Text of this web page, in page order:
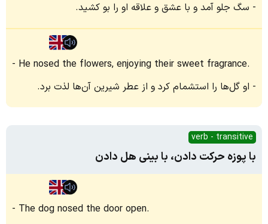
سگ جلو آمد و با عشق و علاقه او را بو کشید.
He nosed the flowers, enjoying their sweet fragrance.
او گل‌ها را استشمام کرد و از عطر شیرین آن‌ها لذت برد.
verb - transitive
با پوزه حرکت دادن، با بینی هل دادن
The dog nosed the door open.